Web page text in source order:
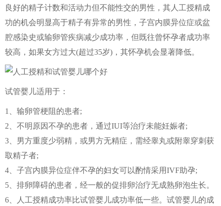
良好的精子计数和活动力但不能性交的男性，其人工授精成
功的机会明显高于精子有异常的男性，子宫内膜异位症或盆
腔感染史或输卵管疾病减少成功率，但既往曾怀孕者成功率
较高，如果女方过大(超过35岁)，其怀孕机会显著降低。
试管婴儿适用于：
1、输卵管梗阻的患者;
2、不明原因不孕的患者，通过IUI等治疗未能妊娠者;
3、男方重度少弱精，或男方无精症，需经睾丸或附睾穿刺获
取精子者;
4、子宫内膜异位症伴不孕的妇女可以酌情采用IVF助孕;
5、排卵障碍的患者，经一般的促排卵治疗无成熟卵泡生长。
6、人工授精成功率比试管婴儿成功率低一些。试管婴儿的成